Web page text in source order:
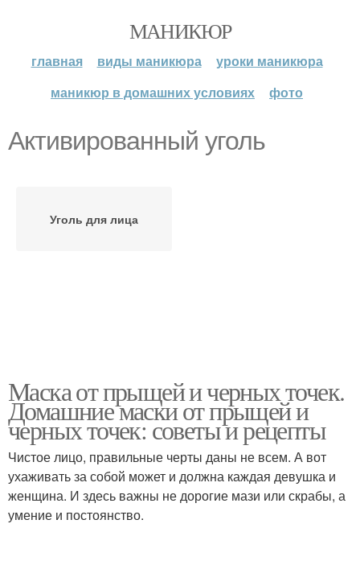
МАНИКЮР
главная виды маникюра
уроки маникюра
маникюр в домашних условиях
фото
Активированный уголь
Уголь для лица
Маска от прыщей и черных точек.
Домашние маски от прыщей и
черных точек: советы и рецепты
Чистое лицо, правильные черты даны не всем. А вот
ухаживать за собой может и должна каждая девушка и
женщина. И здесь важны не дорогие мази или скрабы, а
умение и постоянство.